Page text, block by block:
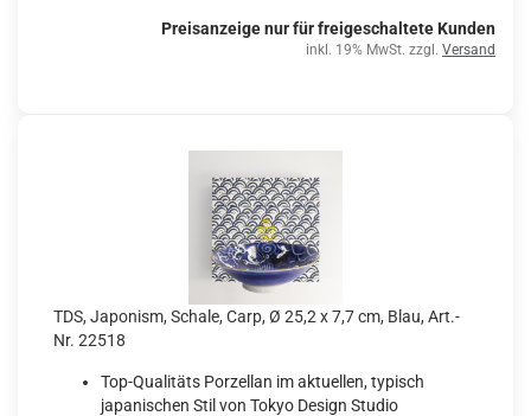
Preisanzeige nur für freigeschaltete Kunden
inkl. 19% MwSt. zzgl. Versand
TDS, Japonism, Schale, Carp, Ø 25,2 x 7,7 cm, Blau, Art.-
Nr. 22518
Top-Qualitäts Porzellan im aktuellen, typisch
japanischen Stil von Tokyo Design Studio